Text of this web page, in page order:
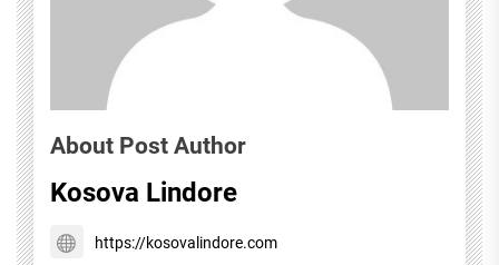
About Post Author
Kosova Lindore
https://kosovalindore.com